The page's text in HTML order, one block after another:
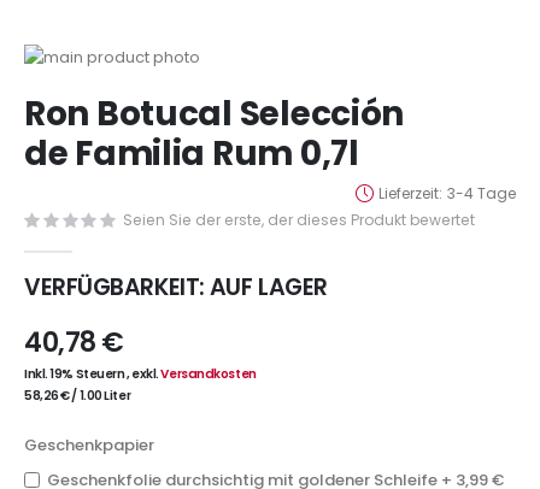
Zum
der
Bildergalerie
springen
Anfang
der
Bildergalerie
Ron Botucal Selección
de Familia Rum 0,7l
Lieferzeit 3-4 Tage
Seien Sie der erste, der dieses Produkt bewertet
VERFÜGBARKEIT:AUF LAGER
40,78 €
Inkl. 19% Steuern,exkl.Versandkosten
58,26 €/1.00 Liter
Geschenkpapier
Geschenkfolie durchsichtig mit goldener Schleife + 3,99 €